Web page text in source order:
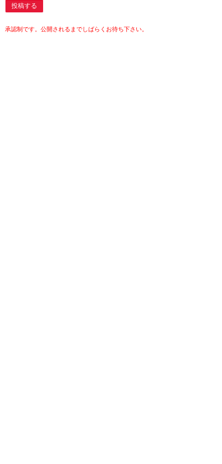
投稿する
承認制です。公開されるまでしばらくお待ち下さい。